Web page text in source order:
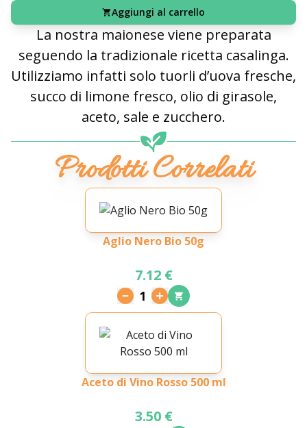
Aggiungi al carrello
La nostra maionese viene preparata
seguendo la tradizionale ricetta casalinga.
Utilizziamo infatti solo tuorli d’uova fresche,
succo di limone fresco, olio di girasole,
aceto, sale e zucchero.
Prodotti Correlati
Aglio Nero Bio 50g
7.12 €
1
Aceto di Vino Rosso 500 ml
3.50 €